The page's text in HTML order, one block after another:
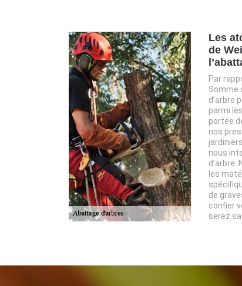
Les
de
Par
Somme
d’arbre
parmi
portée
nos
nous
d’arbre.
les
de
confier
serez